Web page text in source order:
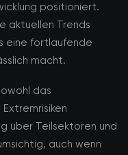
positioniert.
aktuellen Trends
eine fortlaufende
macht.
das
über Teilsektoren und
auch wenn